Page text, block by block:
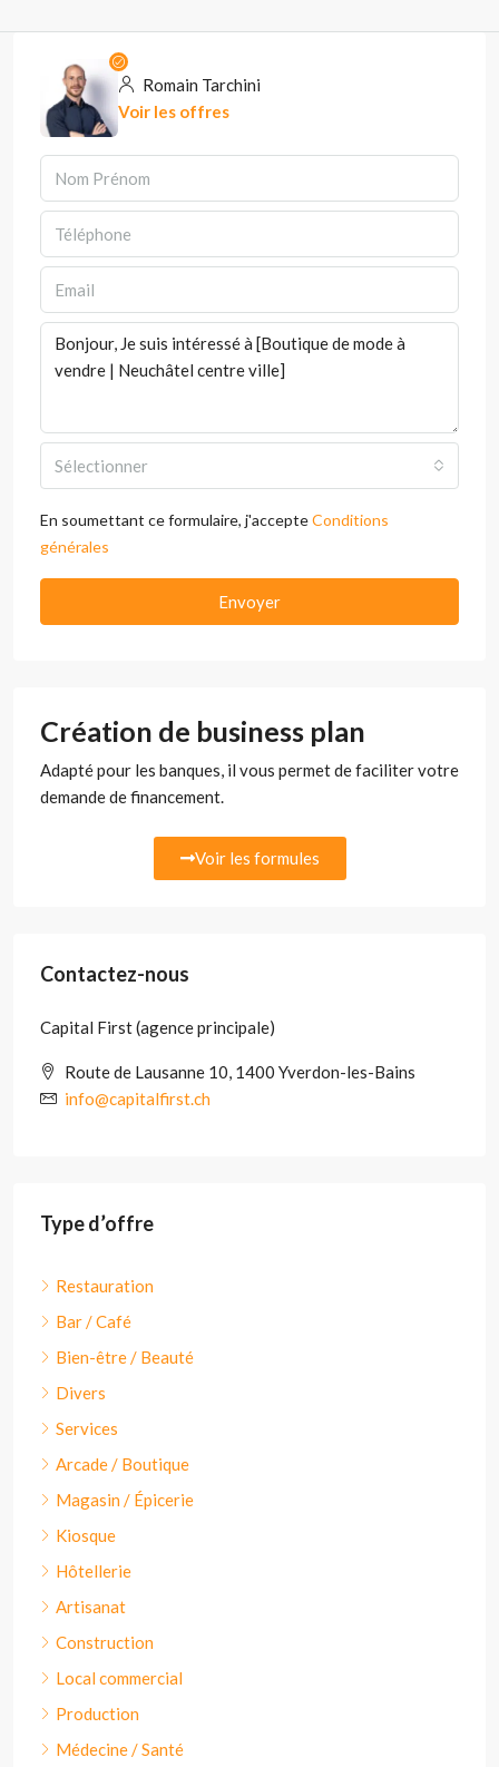
Romain Tarchini
Voir les offres
Sélectionner
En soumettant ce formulaire, j'accepteConditions
générales
Envoyer
Création de business plan
Adapté pour les banques, il vous permet de faciliter votre
demande de financement.
Voir les formules
Contactez-nous
Capital First (agence principale)
Route de Lausanne 10, 1400 Yverdon-les-Bains
info@capitalfirst.ch
Type d’offre
Restauration
Bar / Café
Bien-être / Beauté
Divers
Services
Arcade / Boutique
Magasin / Épicerie
Kiosque
Hôtellerie
Artisanat
Construction
Local commercial
Production
Médecine / Santé